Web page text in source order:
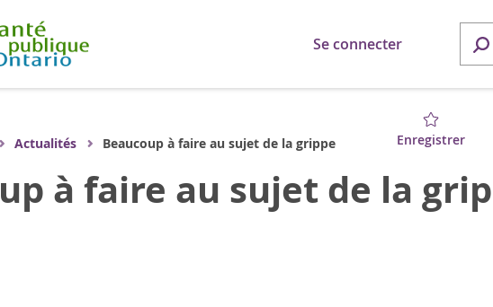
Se connecter
Enregistrer
Actualités Beaucoup à faire au sujet de la grippe
à faire au sujet de la